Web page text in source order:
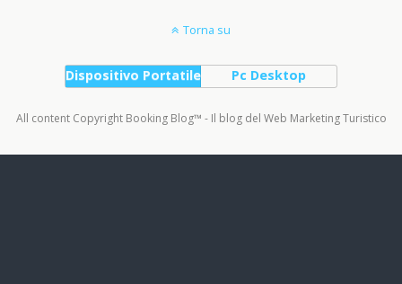
Torna su
Dispositivo Portatile Pc Desktop
All content Copyright Booking Blog™ - Il blog del Web Marketing Turistico